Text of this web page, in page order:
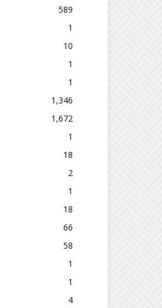
589
1
10
1
1
1,346
1,672
1
18
2
1
18
66
58
1
1
4